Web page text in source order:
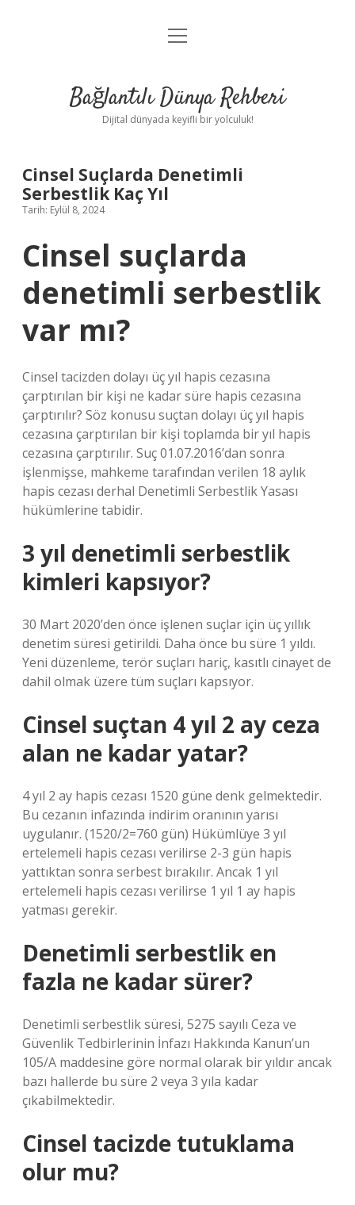
Anasayfa
Yasal Uyarı
menüyü
Bağlantılı Dünya Rehberi
Dijital dünyada keyifli bir yolculuk!
Cinsel Suçlarda Denetimli
Serbestlik Kaç Yıl
Tarih: Eylül 8, 2024
Cinsel suçlarda
denetimli serbestlik
var mı?
Cinsel tacizden dolayı üç yıl hapis cezasına
çarptırılan bir kişi ne kadar süre hapis cezasına
çarptırılır? Söz konusu suçtan dolayı üç yıl hapis
cezasına çarptırılan bir kişi toplamda bir yıl hapis
cezasına çarptırılır. Suç 01.07.2016’dan sonra
işlenmişse, mahkeme tarafından verilen 18 aylık
hapis cezası derhal Denetimli Serbestlik Yasası
hükümlerine tabidir.
3 yıl denetimli serbestlik
kimleri kapsıyor?
30 Mart 2020’den önce işlenen suçlar için üç yıllık
denetim süresi getirildi. Daha önce bu süre 1 yıldı.
Yeni düzenleme, terör suçları hariç, kasıtlı cinayet de
dahil olmak üzere tüm suçları kapsıyor.
Cinsel suçtan 4 yıl 2 ay ceza
alan ne kadar yatar?
4 yıl 2 ay hapis cezası 1520 güne denk gelmektedir.
Bu cezanın infazında indirim oranının yarısı
uygulanır. (1520/2=760 gün) Hükümlüye 3 yıl
ertelemeli hapis cezası verilirse 2-3 gün hapis
yattıktan sonra serbest bırakılır. Ancak 1 yıl
ertelemeli hapis cezası verilirse 1 yıl 1 ay hapis
yatması gerekir.
Denetimli serbestlik en
fazla ne kadar sürer?
Denetimli serbestlik süresi, 5275 sayılı Ceza ve
Güvenlik Tedbirlerinin İnfazı Hakkında Kanun’un
105/A maddesine göre normal olarak bir yıldır ancak
bazı hallerde bu süre 2 veya 3 yıla kadar
çıkabilmektedir.
Cinsel tacizde tutuklama
olur mu?